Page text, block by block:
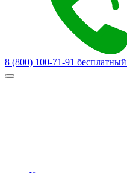
8 (800) 100-71-91